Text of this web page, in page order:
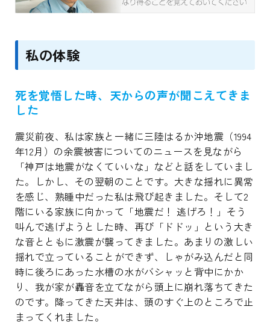
私の体験
死を覚悟した時、天からの声が聞こえてきま
した
震災前夜、私は家族と一緒に三陸はるか沖地震（1994
年12月）の余震被害についてのニュースを見ながら
「神戸は地震がなくていいな」などと話をしていまし
た。しかし、その翌朝のことです。大きな揺れに異常
を感じ、熟睡中だった私は飛び起きました。そして2
階にいる家族に向かって「地震だ！ 逃げろ！」そう
叫んで逃げようとした時、再び「ドドッ」という大き
な音とともに激震が襲ってきました。あまりの激しい
揺れで立っていることができず、しゃがみ込んだと同
時に後ろにあった水槽の水がバシャッと背中にかか
り、我が家が轟音を立てながら頭上に崩れ落ちてきた
のです。降ってきた天井は、頭のすぐ上のところで止
まってくれました。